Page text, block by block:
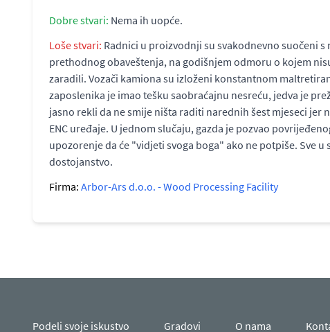
Dobre stvari: Nema ih uopće.
Loše stvari: Radnici u proizvodnji su svakodnevno suočeni
prethodnog obaveštenja, na godišnjem odmoru o kojem
zaradili. Vozači kamiona su izloženi konstantnom
zaposlenika je imao tešku saobraćajnu nesreću, jedva je
jasno rekli da ne smije ništa raditi narednih šest mjeseci jer
ENC uređaje. U jednom slučaju, gazda je pozvao
upozorenje da će "vidjeti svoga boga" ako ne potpiše. Sve
dostojanstvo.
Firma: Arbor-Ars d.o.o. - Wood Processing Facility
Podeli svoje iskustvo Gradovi O nama